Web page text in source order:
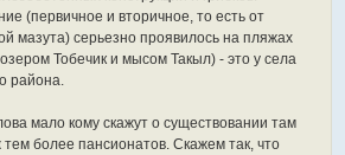
(первичное и вторичное, то есть от
мазута) серьезно проявилось на пляжах
Тобечик и мысом Такыл) - это у села
района.
мало кому скажут о существовании там
более пансионатов. Скажем так, что